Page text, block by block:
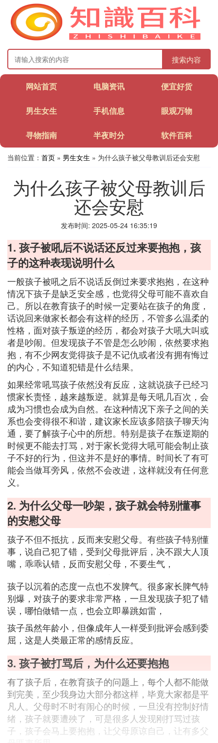
搜索内容
网站首页 电脑资讯 便宜好货
男生女生 手机信息 眼观万物
寻物指南 半夜时分 软件百科
当前位置： 首页 » 男生女生 » 为什么孩子被父母教训后还会安慰
为什么孩子被父母教训后
还会安慰
发布时间: 2025-05-24 16:35:19
1. 孩子被吼后不说话还反过来要抱抱，孩
子的这种表现说明什么
一般孩子被吼之后不说话反倒过来要求抱抱，在这种
情况下孩子是缺乏安全感，也觉得父母可能不喜欢自
己。所以在教育孩子的时候一定要站在孩子的角度，
话说回来做家长都会有这样的经历，不管多么温柔的
性格，面对孩子叛逆的经历，都会对孩子大吼大叫或
者是吵闹。但发现孩子不管是怎么吵闹，依然要求抱
抱，有不少网友觉得孩子是不记仇或者没有拥有悔过
的内心，不知道犯错是什么结果。
如果经常吼骂孩子依然没有反应，这就说孩子已经习
惯家长责怪，越来越叛逆。就算是每天吼几百次，会
成为习惯也会成为自然。在这种情况下亲子之间的关
系也会变得很不和谐，建议家长应该多陪孩子聊天沟
通，要了解孩子心中的所想。特别是孩子在叛逆期的
时候更不能去打骂，对于家长觉得大吼可能会制止孩
子不好的行为，但这并不是好的事情。时间长了有可
能会当做耳旁风，依然不会改进，这样就没有任何意
义。
2. 为什么父母一吵架，孩子就会特别懂事
的安慰父母
孩子不但不抵抗，反而来安慰父母。有些孩子特别懂
事，说自己犯了错，受到父母批评后，决不跟大人顶
嘴，乖乖认错，反而安慰父母，不要生气，
孩子以沉着的态度一点也不发脾气。很多家长脾气特
别爆，对孩子的要求非常严格，一旦发现孩子犯了错
误，哪怕做错一点，也会立即暴跳如雷，
孩子虽然年龄小，但像成年人一样受到批评会感到委
屈，这是人类最正常的感情反应。
3. 孩子被打骂后，为什么还要抱抱
有了孩子后，在教育孩子的问题上，每个人都不能做
到完美，至少我身边大部分都这样，毕竟大家都是平
凡人。父母时不时有闹心的时候，一旦没有控制好情
绪，孩子就要遭殃了，可是很多人发现刚打骂过孩
子，孩子会马上要抱抱，让父母原谅自己，让有多父